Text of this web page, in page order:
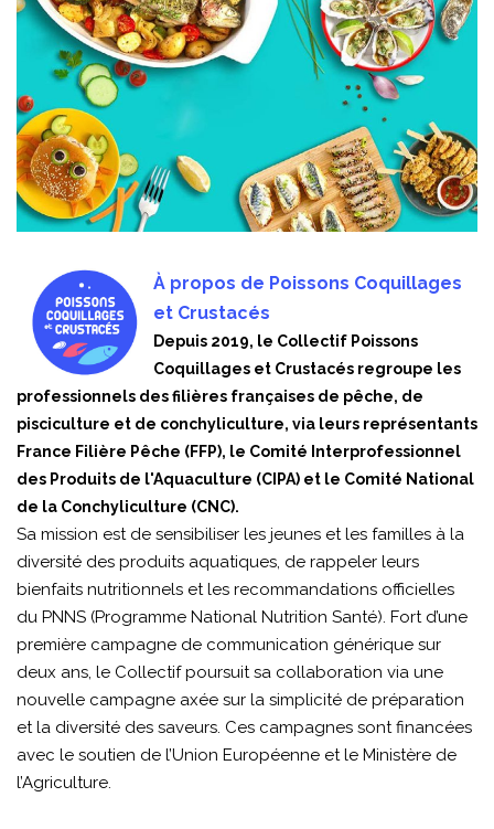
À propos de Poissons Coquillages
et Crustacés
Depuis 2019, le Collectif Poissons
Coquillages et Crustacés regroupe les
professionnels des filières françaises de pêche, de
pisciculture et de conchyliculture, via leurs représentants
France Filière Pêche (FFP), le Comité Interprofessionnel
des Produits de l'Aquaculture (CIPA) et le Comité National
de la Conchyliculture (CNC).
Sa mission est de sensibiliser les jeunes et les familles à la
diversité des produits aquatiques, de rappeler leurs
bienfaits nutritionnels et les recommandations officielles
du PNNS (Programme National Nutrition Santé). Fort d’une
première campagne de communication générique sur
deux ans, le Collectif poursuit sa collaboration via une
nouvelle campagne axée sur la simplicité de préparation
et la diversité des saveurs. Ces campagnes sont financées
avec le soutien de l’Union Européenne et le Ministère de
l’Agriculture.